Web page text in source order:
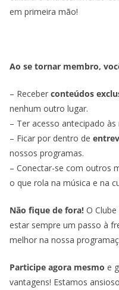
em primeira mão!
Ao se tornar membro,
– Receber conteúdos
nenhum outro lugar.
– Ter acesso antecipado às
– Ficar por dentro de
nossos programas.
– Conectar-se com outros
o que rola na música e na
Não fique de fora! O
estar sempre um passo à
melhor na nossa
Participe agora mesmo e
vantagens! Estamos